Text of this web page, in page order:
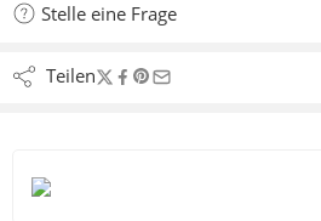
Stelle eine Frage
Teilen